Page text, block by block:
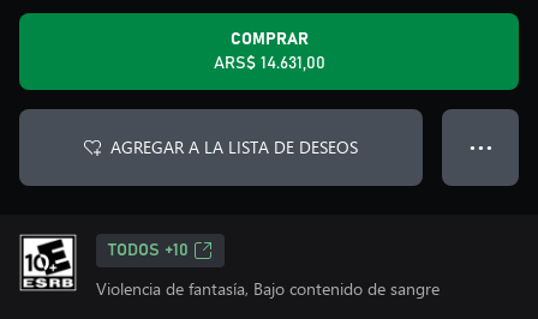
COMPRAR
ARS$ 14.631,00
AGREGAR A LA LISTA DE DESEOS ● ● ●
TODOS +10
Violencia de fantasía, Bajo contenido de sangre